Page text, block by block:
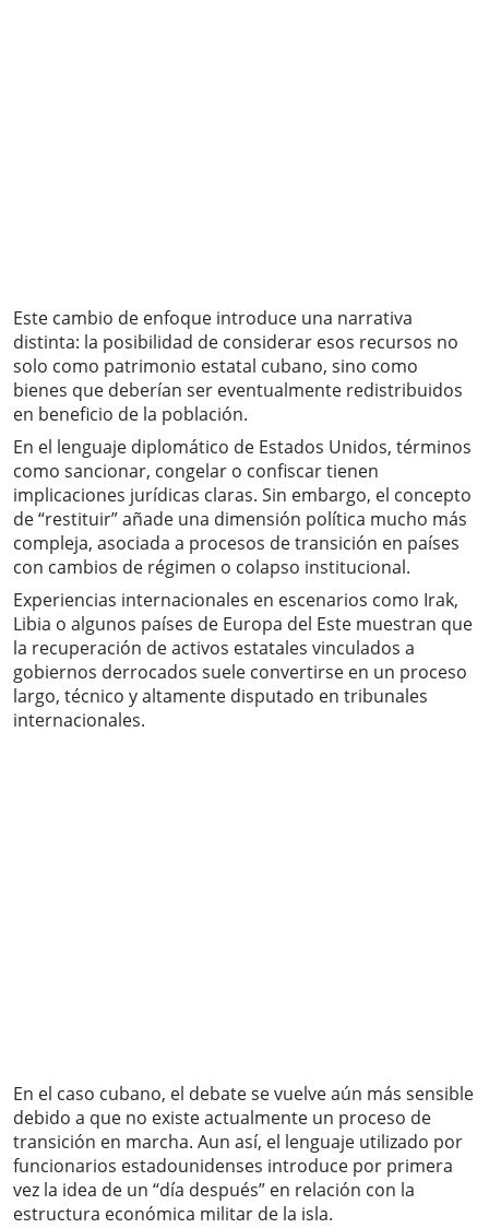
Este cambio de enfoque introduce una narrativa
distinta: la posibilidad de considerar esos recursos no
solo como patrimonio estatal cubano, sino como
bienes que deberían ser eventualmente redistribuidos
en beneficio de la población.
En el lenguaje diplomático de Estados Unidos, términos
como sancionar, congelar o confiscar tienen
implicaciones jurídicas claras. Sin embargo, el concepto
de “restituir” añade una dimensión política mucho más
compleja, asociada a procesos de transición en países
con cambios de régimen o colapso institucional.
Experiencias internacionales en escenarios como Irak,
Libia o algunos países de Europa del Este muestran que
la recuperación de activos estatales vinculados a
gobiernos derrocados suele convertirse en un proceso
largo, técnico y altamente disputado en tribunales
internacionales.
En el caso cubano, el debate se vuelve aún más sensible
debido a que no existe actualmente un proceso de
transición en marcha. Aun así, el lenguaje utilizado por
funcionarios estadounidenses introduce por primera
vez la idea de un “día después” en relación con la
estructura económica militar de la isla.